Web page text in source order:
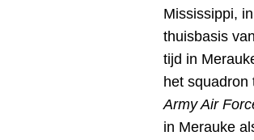
Mississippi,
thuisbasis
tijd in
het squadron
Army Air
in Merauke